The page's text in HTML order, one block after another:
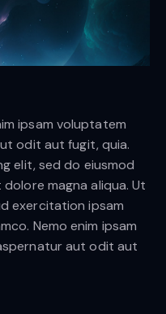
ipsam voluptatem
odit aut fugit, quia.
elit, sed do eiusmod
magna aliqua. Ut
exercitation ipsam
Nemo enim ipsam
aut odit aut